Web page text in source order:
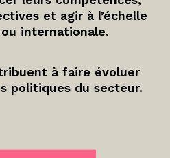
et agir à l’échelle
internationale.
à faire évoluer
politiques du secteur.